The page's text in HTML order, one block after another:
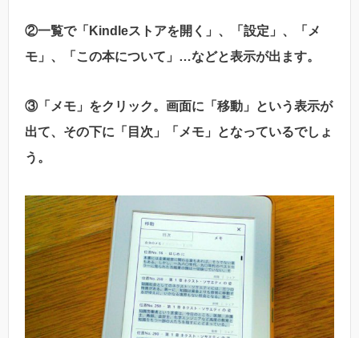
②一覧で「Kindleストアを開く」、「設定」、「メ
モ」、「この本について」…などと表示が出ます。
③「メモ」をクリック。画面に「移動」という表示が
出て、その下に「目次」「メモ」となっているでしょ
う。